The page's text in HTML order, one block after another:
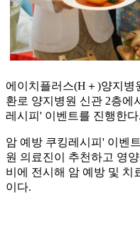
에이치플러스(H＋)양지병
환로 양지병원 신관 2층에
레시피' 이벤트를 진행한다.
암 예방 쿠킹레시피' 이벤
원 의료진이 추천하고 영
비에 전시해 암 예방 및 치
이다.